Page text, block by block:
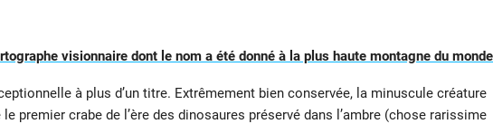
visionnaire dont le nom a été donné à la plus haute montagne du monde
à plus d’un titre. Extrêmement bien conservée, la minuscule créature
premier crabe de l’ère des dinosaures préservé dans l’ambre (chose rarissime